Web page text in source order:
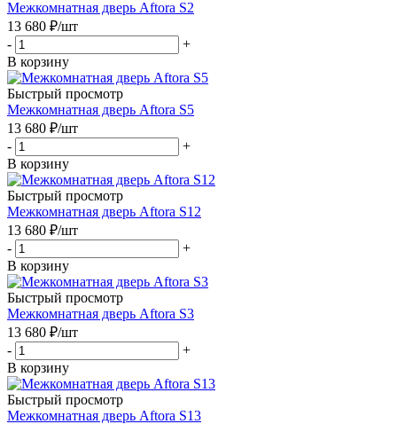
Межкомнатная дверь Aftora S2
13 680 ₽/шт
-
+
В корзину
Быстрый просмотр
Межкомнатная дверь Aftora S5
13 680 ₽/шт
-
+
В корзину
Быстрый просмотр
Межкомнатная дверь Aftora S12
13 680 ₽/шт
-
+
В корзину
Быстрый просмотр
Межкомнатная дверь Aftora S3
13 680 ₽/шт
-
+
В корзину
Быстрый просмотр
Межкомнатная дверь Aftora S13